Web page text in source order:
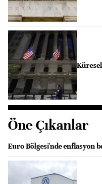
Öne Çıkanlar
Euro Bölgesi'nde enflasyon